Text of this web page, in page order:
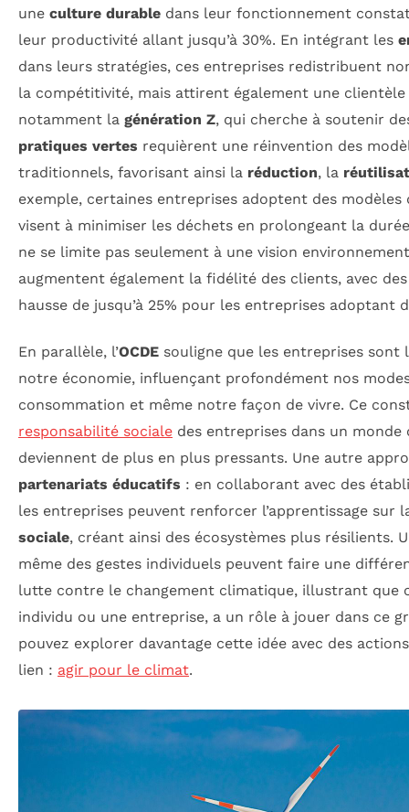
une culture durable dans leur fonctionnement
leur productivité allant jusqu’à 30%. En intégrant les
dans leurs stratégies, ces entreprises redistribuent
la compétitivité, mais attirent également une clientèle
notamment la génération Z, qui cherche à soutenir
pratiques vertes requièrent une réinvention des
traditionnels, favorisant ainsi la réduction, la
exemple, certaines entreprises adoptent des modèles
visent à minimiser les déchets en prolongeant la
ne se limite pas seulement à une vision
augmentent également la fidélité des clients, avec
hausse de jusqu’à 25% pour les entreprises adoptant
En parallèle, l’OCDE souligne que les entreprises sont
notre économie, influençant profondément nos
consommation et même notre façon de vivre. Ce
responsabilité sociale des entreprises dans un
deviennent de plus en plus pressants. Une autre
partenariats éducatifs : en collaborant avec des
les entreprises peuvent renforcer l’apprentissage sur
sociale, créant ainsi des écosystèmes plus résilients.
même des gestes individuels peuvent faire une
lutte contre le changement climatique, illustrant que
individu ou une entreprise, a un rôle à jouer dans ce
pouvez explorer davantage cette idée avec des
lien : agir pour le climat.